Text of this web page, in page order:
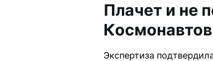
Плачет и не
Экспертиза